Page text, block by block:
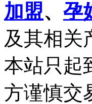
加盟、 孕
及其相关
本站只起
方谨慎交